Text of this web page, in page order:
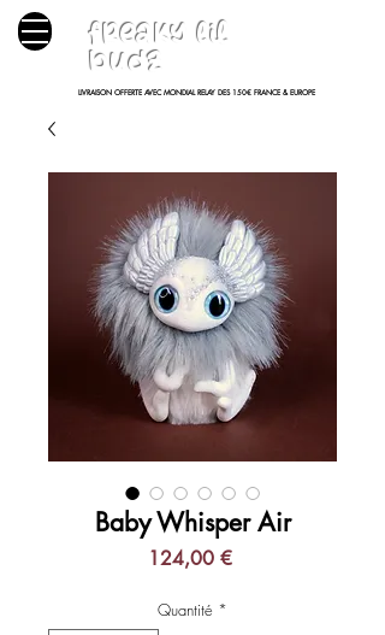
freaky lil
budz
LIVRAISON OFFERTE AVEC MONDIAL RELAY DES 150€ FRANCE & EUROPE
Baby Whisper Air
124,00 €Prix
Quantité *